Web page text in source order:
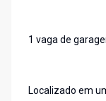
1 vaga de
Localizado em